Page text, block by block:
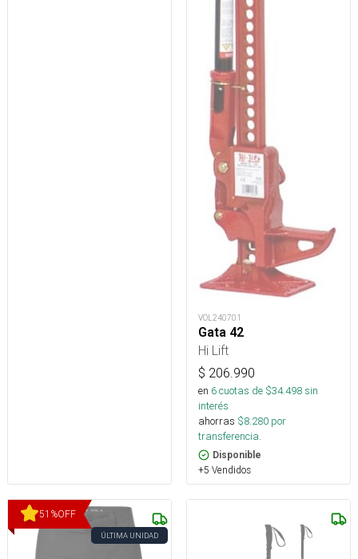
VOL240701
Gata 42
Hi Lift
$ 206.990
en 6cuotas de $34.498sin
interés
ahorras $8.280 por
transferencia.
Disponible
+5 Vendidos
51 %OFF
ÚLTIMA UNIDAD